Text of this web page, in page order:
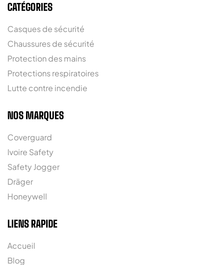
CATÉGORIES
Casques de sécurité
Chaussures de sécurité
Protection des mains
Protections respiratoires
Lutte contre incendie
NOS MARQUES
Coverguard
Ivoire Safety
Safety Jogger
Dräger
Honeywell
LIENS RAPIDE
Accueil
Blog